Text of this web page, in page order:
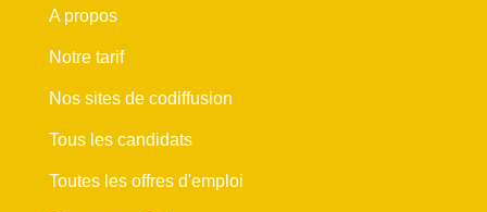
A propos
Notre tarif
Nos sites de codiffusion
Tous les candidats
Toutes les offres d'emploi